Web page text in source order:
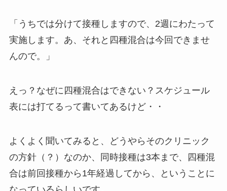
「うちでは分けて接種しますので、2週にわたって
実施します。あ、それと四種混合は今回できませ
んので。」
えっ？なぜに四種混合はできない？スケジュール
表には打てるって書いてあるけど・・
よくよく聞いてみると、どうやらそのクリニック
の方針（？）なのか、同時接種は3本まで、四種混
合は前回接種から1年経過してから、ということに